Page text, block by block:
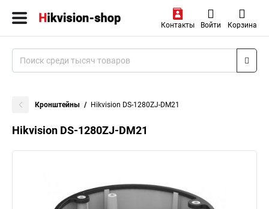
Контакты Войти Корзина
Кронштейны Hikvision DS-1280ZJ-DM21
Hikvision DS-1280ZJ-DM21